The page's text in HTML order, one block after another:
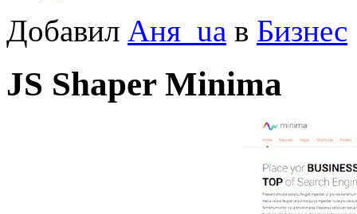
Добавил Аня_ua в Бизнес
JS Shaper Minima